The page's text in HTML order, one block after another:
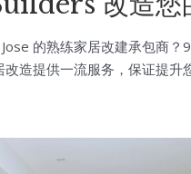
的熟练家居改建承包商？
造提供一流服务，保证提升